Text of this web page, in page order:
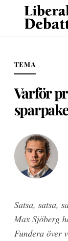
content
TEMA
Varför
Satsa, satsa,
Max Sjöberg
Fundera över